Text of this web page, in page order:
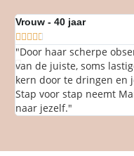
Vrouw - 40 jaar

"Door haar scherpe
van de juiste, soms
kern door te dringen en
Stap voor stap neemt
naar jezelf."